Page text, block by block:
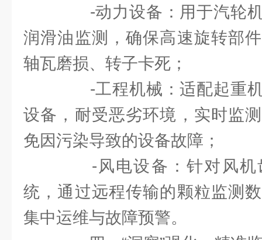
-动力设备：用于汽轮机
润滑油监测，确保高速旋转部
轴瓦磨损、转子卡死；
-工程机械：适配起重机
设备，耐受恶劣环境，实时监
免因污染导致的设备故障；
-风电设备：针对风机
统，通过远程传输的颗粒监测
集中运维与故障预警。